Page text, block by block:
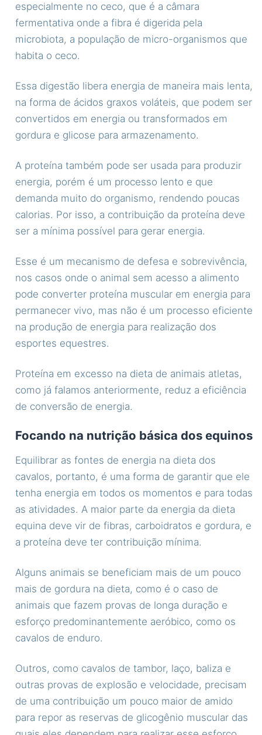
especialmente no ceco, que é a câmara
fermentativa onde a fibra é digerida pela
microbiota, a população de micro-organismos que
habita o ceco.
Essa digestão libera energia de maneira mais lenta,
na forma de ácidos graxos voláteis, que podem ser
convertidos em energia ou transformados em
gordura e glicose para armazenamento.
A proteína também pode ser usada para produzir
energia, porém é um processo lento e que
demanda muito do organismo, rendendo poucas
calorias. Por isso, a contribuição da proteína deve
ser a mínima possível para gerar energia.
Esse é um mecanismo de defesa e sobrevivência,
nos casos onde o animal sem acesso a alimento
pode converter proteína muscular em energia para
permanecer vivo, mas não é um processo eficiente
na produção de energia para realização dos
esportes equestres.
Proteína em excesso na dieta de animais atletas,
como já falamos anteriormente, reduz a eficiência
de conversão de energia.
Focando na nutrição básica dos equinos
Equilibrar as fontes de energia na dieta dos
cavalos, portanto, é uma forma de garantir que ele
tenha energia em todos os momentos e para todas
as atividades. A maior parte da energia da dieta
equina deve vir de fibras, carboidratos e gordura, e
a proteína deve ter contribuição mínima.
Alguns animais se beneficiam mais de um pouco
mais de gordura na dieta, como é o caso de
animais que fazem provas de longa duração e
esforço predominantemente aeróbico, como os
cavalos de enduro.
Outros, como cavalos de tambor, laço, baliza e
outras provas de explosão e velocidade, precisam
de uma contribuição um pouco maior de amido
para repor as reservas de glicogênio muscular das